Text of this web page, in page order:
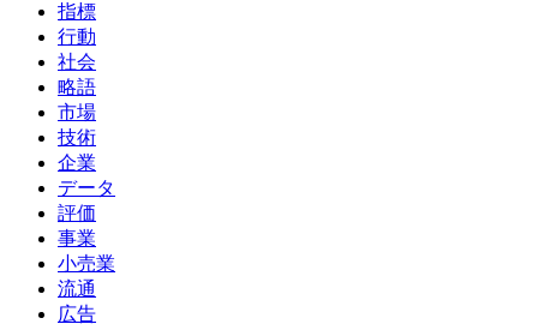
指標
行動
社会
略語
市場
技術
企業
データ
評価
事業
小売業
流通
広告